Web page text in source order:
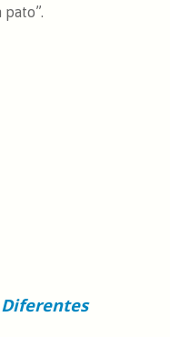
pato”.
Diferentes